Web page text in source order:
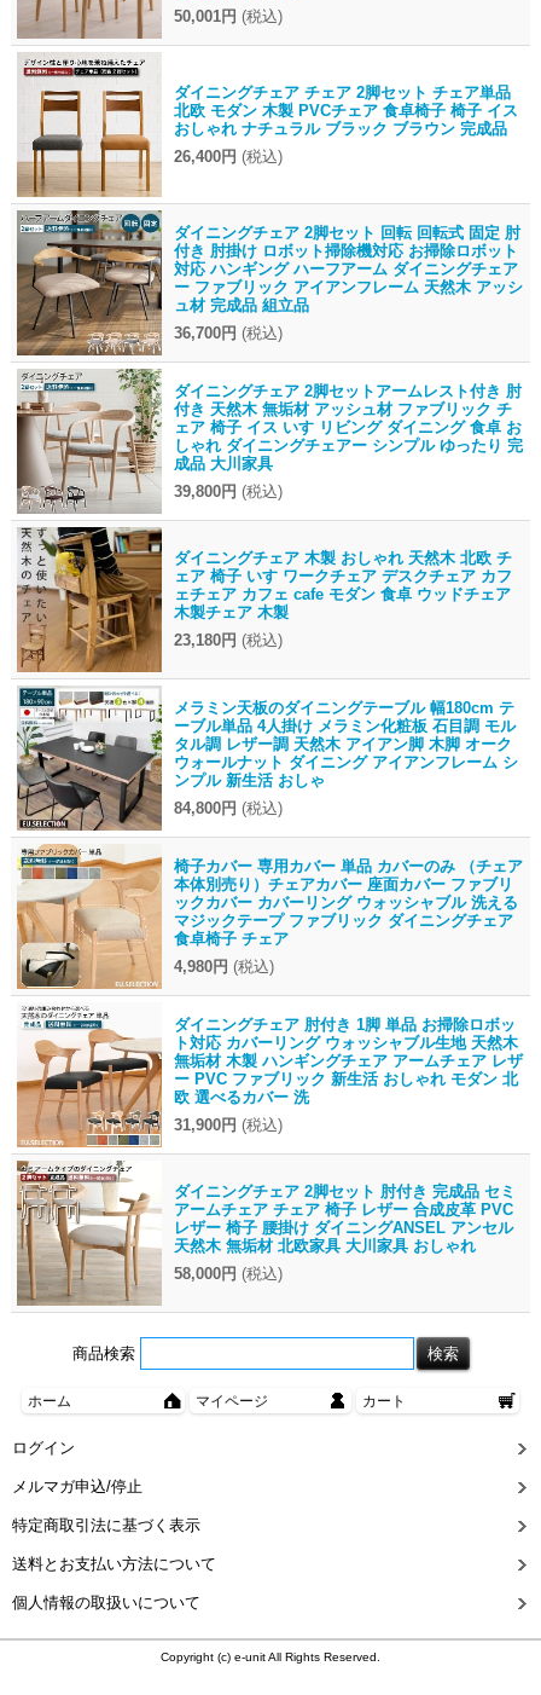
50,001円 (税込)
ダイニングチェア チェア 2脚セット チェア単品
北欧 モダン 木製 PVCチェア 食卓椅子 椅子 イス
おしゃれ ナチュラル ブラック ブラウン 完成品
26,400円 (税込)
ダイニングチェア 2脚セット 回転 回転式 固定 肘
付き 肘掛け ロボット掃除機対応 お掃除ロボット
対応 ハンギング ハーフアーム ダイニングチェア
ー ファブリック アイアンフレーム 天然木 アッシ
ュ材 完成品 組立品
36,700円 (税込)
ダイニングチェア 2脚セットアームレスト付き 肘
付き 天然木 無垢材 アッシュ材 ファブリック チ
ェア 椅子 イス いす リビング ダイニング 食卓 お
しゃれ ダイニングチェアー シンプル ゆったり 完
成品 大川家具
39,800円 (税込)
ダイニングチェア 木製 おしゃれ 天然木 北欧 チ
ェア 椅子 いす ワークチェア デスクチェア カフ
ェチェア カフェ cafe モダン 食卓 ウッドチェア
木製チェア 木製
23,180円 (税込)
メラミン天板のダイニングテーブル 幅180cm テ
ーブル単品 4人掛け メラミン化粧板 石目調 モル
タル調 レザー調 天然木 アイアン脚 木脚 オーク
ウォールナット ダイニング アイアンフレーム シ
ンプル 新生活 おしゃ
84,800円 (税込)
椅子カバー 専用カバー 単品 カバーのみ （チェア
本体別売り）チェアカバー 座面カバー ファブリ
ックカバー カバーリング ウォッシャブル 洗える
マジックテープ ファブリック ダイニングチェア
食卓椅子 チェア
4,980円 (税込)
ダイニングチェア 肘付き 1脚 単品 お掃除ロボッ
ト対応 カバーリング ウォッシャブル生地 天然木
無垢材 木製 ハンギングチェア アームチェア レザ
ー PVC ファブリック 新生活 おしゃれ モダン 北
欧 選べるカバー 洗
31,900円 (税込)
ダイニングチェア 2脚セット 肘付き 完成品 セミ
アームチェア チェア 椅子 レザー 合成皮革 PVC
レザー 椅子 腰掛け ダイニングANSEL アンセル
天然木 無垢材 北欧家具 大川家具 おしゃれ
58,000円 (税込)
商品検索
ホーム マイページ カート
ログイン
メルマガ申込/停止
特定商取引法に基づく表示
送料とお支払い方法について
個人情報の取扱いについて
Copyright (c) e-unit All Rights Reserved.